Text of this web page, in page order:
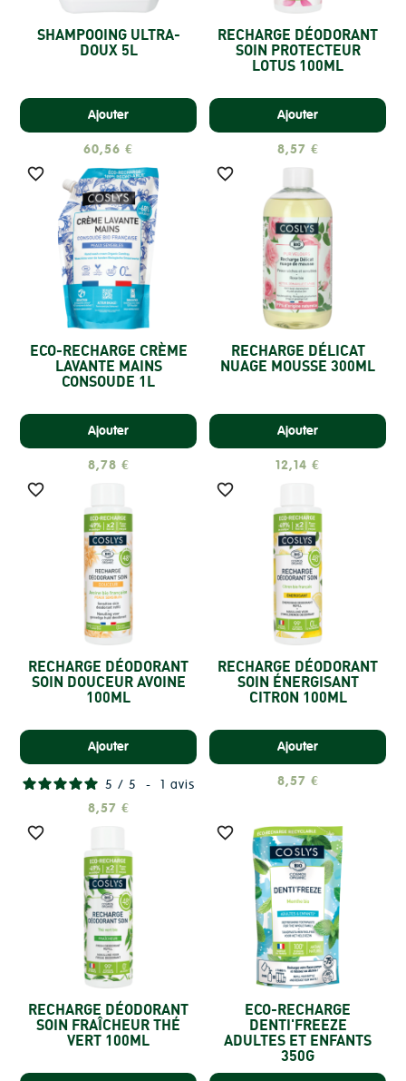
SHAMPOOING ULTRA-
DOUX 5L
Ajouter
60,56 €
RECHARGE DÉODORANT
SOIN PROTECTEUR
LOTUS 100ML
Ajouter
8,57 €

ECO-RECHARGE CRÈME
LAVANTE MAINS
CONSOUDE 1L
Ajouter
8,78 €

RECHARGE DÉLICAT
NUAGE MOUSSE 300ML
Ajouter
12,14 €

RECHARGE DÉODORANT
SOIN DOUCEUR AVOINE
100ML
Ajouter
5 / 5 - 1 avis
8,57 €

RECHARGE DÉODORANT
SOIN ÉNERGISANT
CITRON 100ML
Ajouter
8,57 €

RECHARGE DÉODORANT
SOIN FRAÎCHEUR THÉ
VERT 100ML

ECO-RECHARGE
DENTI'FREEZE
ADULTES ET ENFANTS
350G